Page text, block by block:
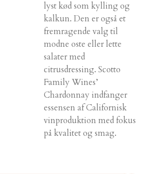
lyst kød som kylling og
kalkun. Den er også et
fremragende valg til
modne oste eller lette
salater med
citrusdressing. Scotto
Family Wines’
Chardonnay indfanger
essensen af Californisk
vinproduktion med fokus
på kvalitet og smag.